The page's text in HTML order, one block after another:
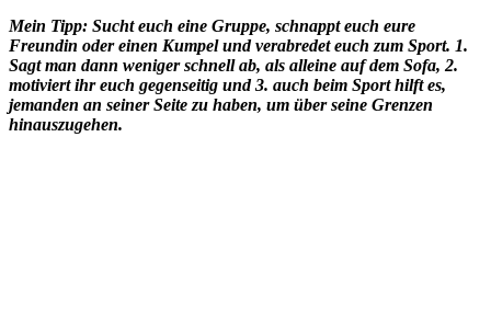
Mein Tipp: Sucht euch eine Gruppe, schnappt euch eure
Freundin oder einen Kumpel und verabredet euch zum Sport. 1.
Sagt man dann weniger schnell ab, als alleine auf dem Sofa, 2.
motiviert ihr euch gegenseitig und 3. auch beim Sport hilft es,
jemanden an seiner Seite zu haben, um über seine Grenzen
hinauszugehen.